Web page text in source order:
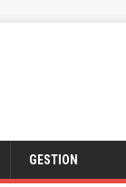
GESTION